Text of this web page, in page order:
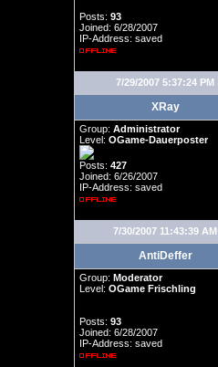
Posts: 93
Joined: 6/28/2007
IP-Address: saved
7/29/2007 5:37:24 PM
XRay
Group: Administrator
Level: OGame-Dauerposter
Posts: 427
Joined: 6/26/2007
IP-Address: saved
7/30/2007 11:43:39 AM
AntiDeffer
Group: Moderator
Level: OGame Frischling
Posts: 93
Joined: 6/28/2007
IP-Address: saved